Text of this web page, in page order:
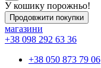
У кошику порожньо!
Продовжити покупки
магазини
+38 098 292 63 36
+38 050 873 79 06